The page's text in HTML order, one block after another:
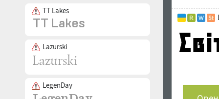
TT Lakes
Lazurski
LegenDay